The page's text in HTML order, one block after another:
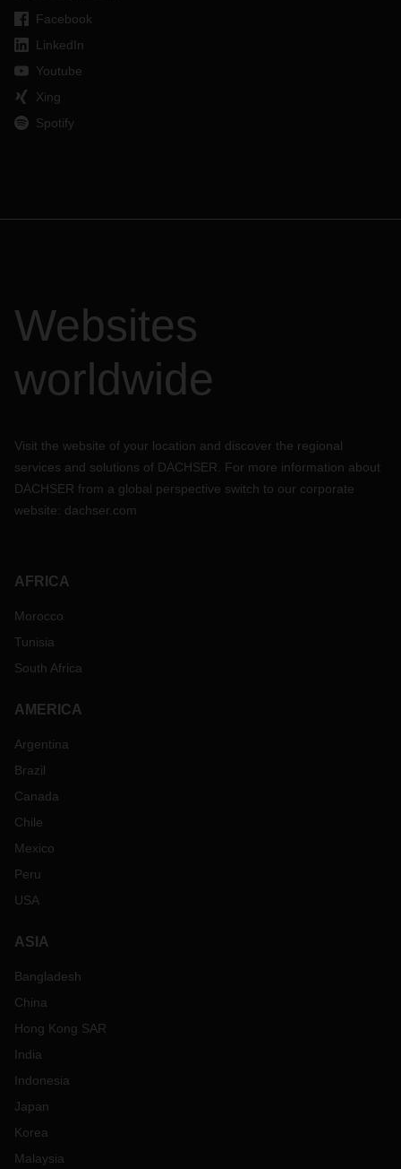
Facebook
LinkedIn
Youtube
Xing
Spotify
Websites
worldwide
Visit the website of your location and discover the regional
services and solutions of DACHSER. For more information about
DACHSER from a global perspective switch to our corporate
website: dachser.com
AFRICA
Morocco
Tunisia
South Africa
AMERICA
Argentina
Brazil
Canada
Chile
Mexico
Peru
USA
ASIA
Bangladesh
China
Hong Kong SAR
India
Indonesia
Japan
Korea
Malaysia